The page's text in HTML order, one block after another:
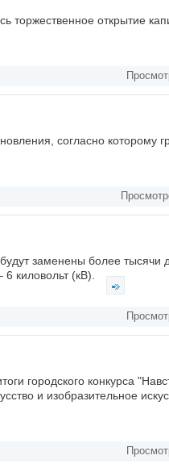
торжественное открытие
согласно которому
заменены более тысячи
киловольт (кВ).
городского конкурса
и изобразительное